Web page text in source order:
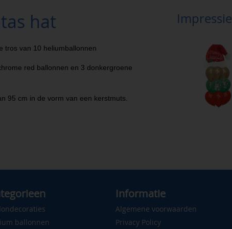
hat
tros van 10 heliumballonnen
red ballonnen en 3 donkergroene
95 cm in de vorm van een kerstmuts.
Impressie
ballonnen
Informatie
Algemene voorwaarden
Privacy Policy